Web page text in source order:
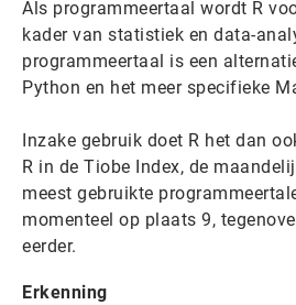
Als programmeertaal wordt R
kader van statistiek en data-
programmeertaal is een
Python en het meer specifieke
Inzake gebruik doet R het dan
R in de Tiobe Index, de
meest gebruikte
momenteel op plaats 9,
eerder.
Erkenning